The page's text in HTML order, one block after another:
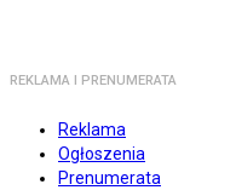
REKLAMA I PRENUMERATA
Reklama
Ogłoszenia
Prenumerata